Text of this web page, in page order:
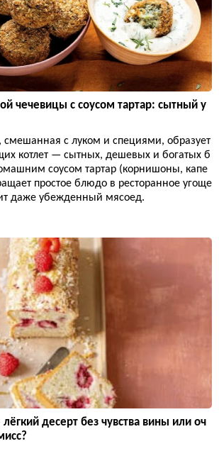
чечевицы с соусом тартар: сытный у
смешанная с луком и специями, образует
котлет — сытных, дешевых и богатых б
соусом тартар (корнишоны, капе
простое блюдо в ресторанное угоще
даже убежденный мясоед.
десерт без чувства вины или оч